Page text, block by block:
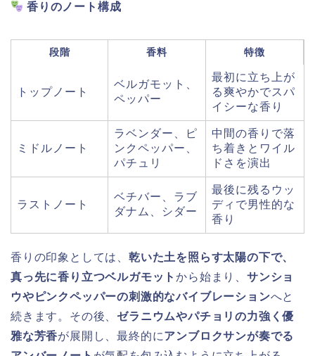
香りのノート構成
段階 香料 特徴
トップノート
ベルガモット、
ペッパー
最初に立ち上が
る爽やかでスパ
イシーな香り
ミドルノート
ラベンダー、ピ
ンクペッパー、
パチュリ
中間の香りで落
ち着きとワイル
ドさを演出
ラストノート
ベチバー、ラブ
ダナム、シダー
最後に残るウッ
ディで男性的な
香り
香りの印象としては、 乾いた土を照らす太陽の下で、
真っ先に香り立つベルガモットから始まり、サンショ
ウやピンクペッパーの刺激的なバイブレーションへと
続きます。その後、ゼラニウムやパチョリの力強く優
雅な芳香が展開し、最終的にアンブロクサンが奏でる